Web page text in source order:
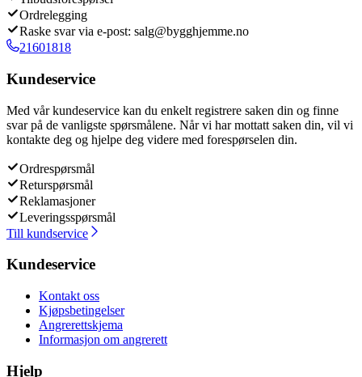
Ordrelegging
Raske svar via e-post: salg@bygghjemme.no
21601818
Kundeservice
Med vår kundeservice kan du enkelt registrere saken din og finne
svar på de vanligste spørsmålene. Når vi har mottatt saken din, vil vi
kontakte deg og hjelpe deg videre med forespørselen din.
Ordrespørsmål
Returspørsmål
Reklamasjoner
Leveringsspørsmål
Till kundservice
Kundeservice
Kontakt oss
Kjøpsbetingelser
Angrerettskjema
Informasjon om angrerett
Hjelp